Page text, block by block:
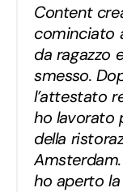
Content
cominciato
da ragazzo
smesso.
l’attestato
ho lavorato
della
ho aperto